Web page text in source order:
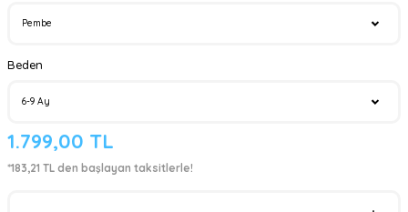
Beden
1.799,00 TL
*183,21 TL den başlayan taksitlerle!